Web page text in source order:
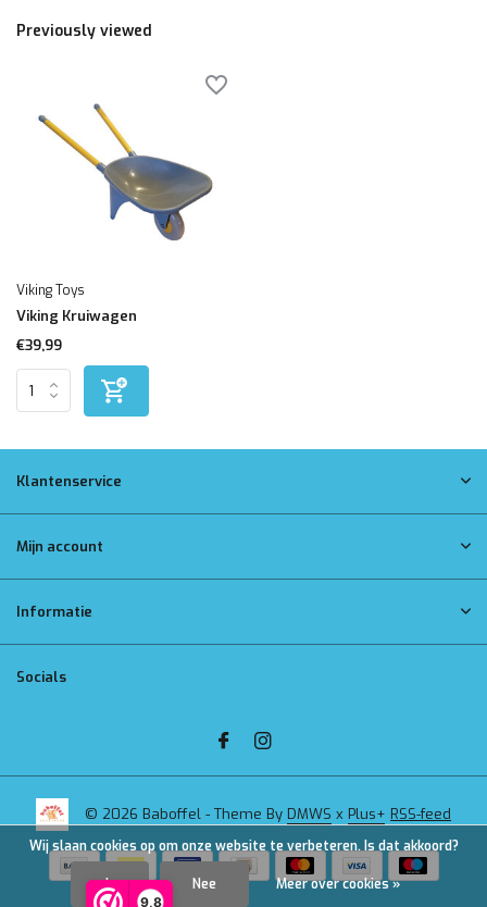
9,8
Previously viewed
Viking Toys
Viking Kruiwagen
€39,99
Klantenservice
Mijn account
Informatie
Socials
© 2026 Baboffel - Theme By DMWS x Plus+ RSS-feed
Wij slaan cookies op om onze website te verbeteren. Is dat akkoord?
Ja Nee Meer over cookies »